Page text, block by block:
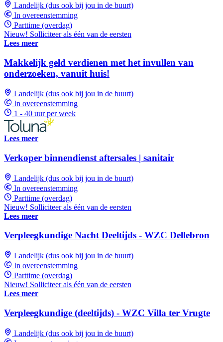
Landelijk (dus ook bij jou in de buurt)
In overeenstemming
Parttime (overdag)
Nieuw! Solliciteer als één van de eersten
Lees meer
Makkelijk geld verdienen met het invullen van
onderzoeken, vanuit huis!
Landelijk (dus ook bij jou in de buurt)
In overeenstemming
1 - 40 uur per week
Lees meer
Verkoper binnendienst aftersales | sanitair
Landelijk (dus ook bij jou in de buurt)
In overeenstemming
Parttime (overdag)
Nieuw! Solliciteer als één van de eersten
Lees meer
Verpleegkundige Nacht Deeltijds - WZC Dellebron
Landelijk (dus ook bij jou in de buurt)
In overeenstemming
Parttime (overdag)
Nieuw! Solliciteer als één van de eersten
Lees meer
Verpleegkundige (deeltijds) - WZC Villa ter Vrugte
Landelijk (dus ook bij jou in de buurt)